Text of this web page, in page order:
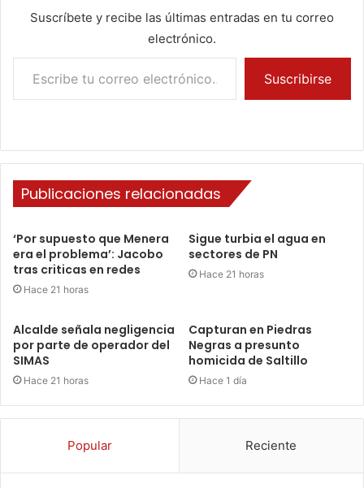
Suscríbete y recibe las últimas entradas en tu correo
electrónico.
Escribe tu correo electrónico…
Suscribirse
Publicaciones relacionadas
‘Por supuesto que Menera
era el problema’: Jacobo
tras criticas en redes
Hace 21 horas
Sigue turbia el agua en
sectores de PN
Hace 21 horas
Alcalde señala negligencia
por parte de operador del
SIMAS
Hace 21 horas
Capturan en Piedras
Negras a presunto
homicida de Saltillo
Hace 1 día
Popular Reciente